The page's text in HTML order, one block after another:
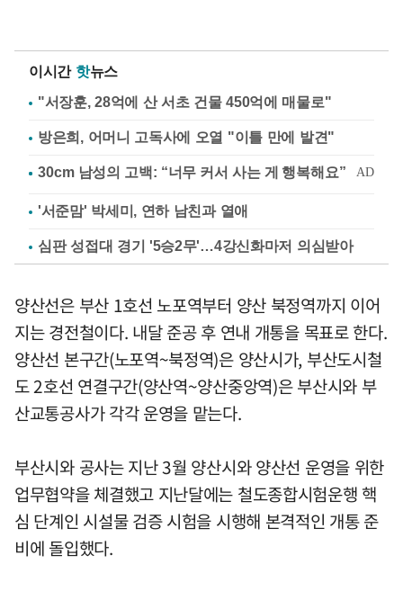
이시간 핫뉴스
"서장훈, 28억에 산 서초 건물 450억에 매물로"
방은희, 어머니 고독사에 오열 "이틀 만에 발견"
'서준맘' 박세미, 연하 남친과 열애
심판 성접대 경기 '5승2무'…4강신화마저 의심받아
양산선은 부산 1호선 노포역부터 양산 북정역까지 이어
지는 경전철이다. 내달 준공 후 연내 개통을 목표로 한다.
양산선 본구간(노포역~북정역)은 양산시가, 부산도시철
도 2호선 연결구간(양산역~양산중앙역)은 부산시와 부
산교통공사가 각각 운영을 맡는다.
부산시와 공사는 지난 3월 양산시와 양산선 운영을 위한
업무협약을 체결했고 지난달에는 철도종합시험운행 핵
심 단계인 시설물 검증 시험을 시행해 본격적인 개통 준
비에 돌입했다.